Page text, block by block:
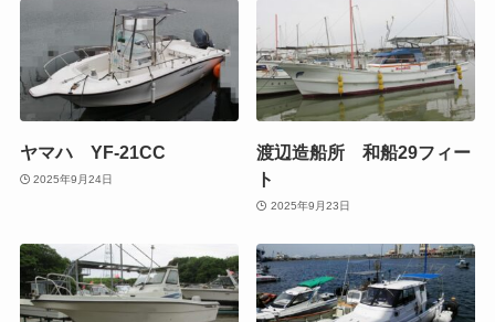
ヤマハ YF-21CC
2025年9月24日
渡辺造船所 和船29フィー
ト
2025年9月23日